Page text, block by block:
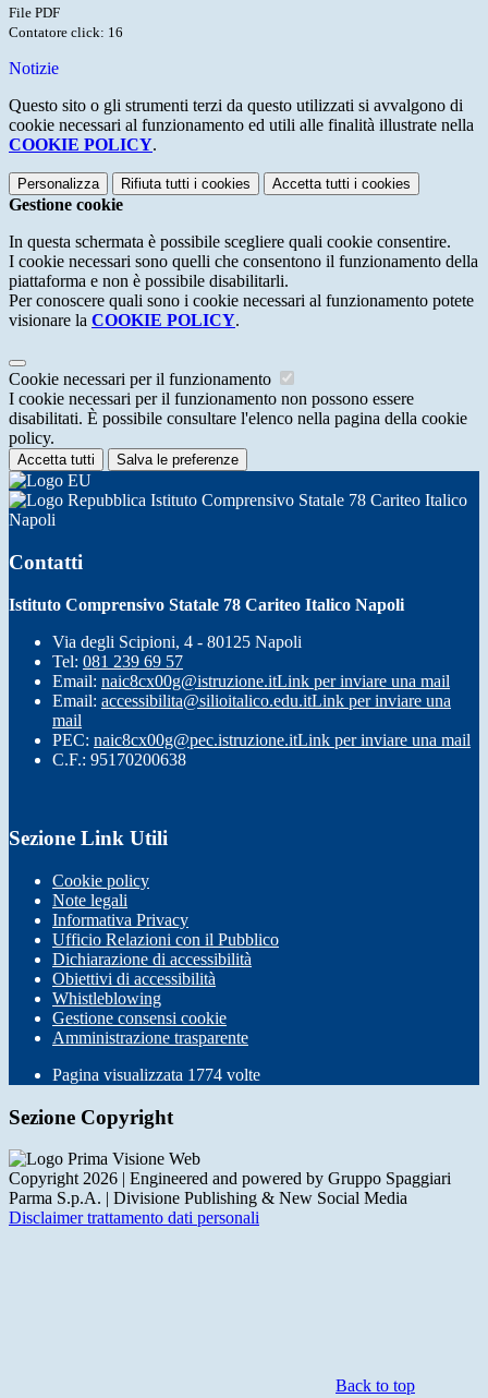
File PDF
Contatore click: 16
Notizie
Questo sito o gli strumenti terzi da questo utilizzati si avvalgono di
cookie necessari al funzionamento ed utili alle finalità illustrate nella
COOKIE POLICY.
Personalizza Rifiuta tutti i cookies Accetta tutti i cookies
Gestione cookie
In questa schermata è possibile scegliere quali cookie consentire.
I cookie necessari sono quelli che consentono il funzionamento della
piattaforma e non è possibile disabilitarli.
Per conoscere quali sono i cookie necessari al funzionamento potete
visionare la COOKIE POLICY.
Cookie necessari per il funzionamento
I cookie necessari per il funzionamento non possono essere
disabilitati. È possibile consultare l'elenco nella pagina della cookie
policy.
Accetta tutti Salva le preferenze
Istituto Comprensivo Statale 78 Cariteo Italico
Napoli
Contatti
Istituto Comprensivo Statale 78 Cariteo Italico Napoli
Via degli Scipioni, 4 - 80125 Napoli
Tel: 081 239 69 57
Email: naic8cx00g@istruzione.itLink per inviare una mail
Email: accessibilita@silioitalico.edu.itLink per inviare una
mail
PEC: naic8cx00g@pec.istruzione.itLink per inviare una mail
C.F.: 95170200638
Sezione Link Utili
Cookie policy
Note legali
Informativa Privacy
Ufficio Relazioni con il Pubblico
Dichiarazione di accessibilità
Obiettivi di accessibilità
Whistleblowing
Gestione consensi cookie
Amministrazione trasparente
Pagina visualizzata 1774 volte
Sezione Copyright
Copyright 2026 | Engineered and powered by Gruppo Spaggiari
Parma S.p.A. | Divisione Publishing & New Social Media
Disclaimer trattamento dati personali
Back to top